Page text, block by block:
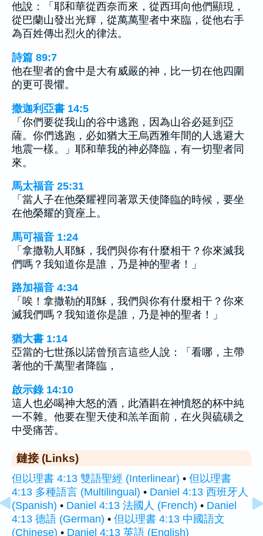
他說：「耶和華從西奈而來，從西珥向他們顯現，
從巴蘭山發出光輝，從萬萬聖者中來臨，從他右手
為百姓傳出烈火的律法。
詩篇 89:7
他在聖者的會中是大有威嚴的神，比一切在他四圍
的更可畏懼。
撒迦利亞書 14:5
「你們要從我山的谷中逃跑，因為山谷必延到亞
薩。你們逃跑，必如猶大王烏西雅年間的人逃避大
地震一樣。」耶和華我的神必降臨，有一切聖者同
來。
馬太福音 25:31
「當人子在他榮耀裡同著眾天使降臨的時候，要坐
在他榮耀的寶座上。
馬可福音 1:24
「拿撒勒人耶穌，我們與你有什麼相干？你來滅我
們嗎？我知道你是誰，乃是神的聖者！」
路加福音 4:34
「唉！拿撒勒的耶穌，我們與你有什麼相干？你來
滅我們嗎？我知道你是誰，乃是神的聖者！」
猶大書 1:14
亞當的七世孫以諾曾預言這些人說：「看哪，主帶
著他的千萬聖者降臨，
啟示錄 14:10
這人也必喝神大怒的酒，此酒斟在神憤怒的杯中純
一不雜。他要在聖天使和羔羊面前，在火與硫磺之
中受痛苦。
鏈接 (Links)
但以理書 4:13 雙語聖經 (Interlinear) • 但以理書
4:13 多種語言 (Multilingual) • Daniel 4:13 西班牙人
(Spanish) • Daniel 4:13 法國人 (French) • Daniel
4:13 德語 (German) • 但以理書 4:13 中國語文
(Chinese) • Daniel 4:13 英語 (English)